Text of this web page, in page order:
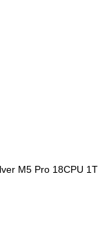
M5 Pro 18CPU